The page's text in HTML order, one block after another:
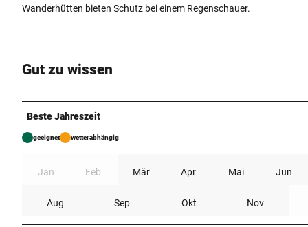
Wanderhütten bieten Schutz bei einem Regenschauer.
Gut zu wissen
Beste Jahreszeit
geeignet wetterabhängig
Jan Feb Mär Apr Mai Jun
Aug Sep Okt Nov